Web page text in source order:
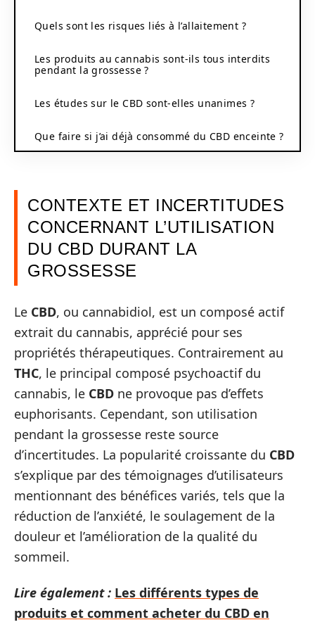
Quels sont les risques liés à l’allaitement ?
Les produits au cannabis sont-ils tous interdits
pendant la grossesse ?
Les études sur le CBD sont-elles unanimes ?
Que faire si j’ai déjà consommé du CBD enceinte ?
CONTEXTE ET INCERTITUDES
CONCERNANT L’UTILISATION
DU CBD DURANT LA
GROSSESSE
Le CBD, ou cannabidiol, est un composé actif
extrait du cannabis, apprécié pour ses
propriétés thérapeutiques. Contrairement au
THC, le principal composé psychoactif du
cannabis, le CBD ne provoque pas d’effets
euphorisants. Cependant, son utilisation
pendant la grossesse reste source
d’incertitudes. La popularité croissante du CBD
s’explique par des témoignages d’utilisateurs
mentionnant des bénéfices variés, tels que la
réduction de l’anxiété, le soulagement de la
douleur et l’amélioration de la qualité du
sommeil.
Lire également : Les différents types de
produits et comment acheter du CBD en